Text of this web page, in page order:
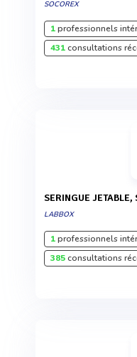
SOCOREX
1professionnels
431consultations
SERINGUE JETABLE,
LABBOX
1professionnels
385consultations